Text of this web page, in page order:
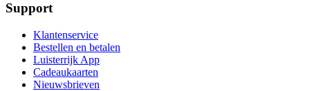
Support
Klantenservice
Bestellen en betalen
Luisterrijk App
Cadeaukaarten
Nieuwsbrieven